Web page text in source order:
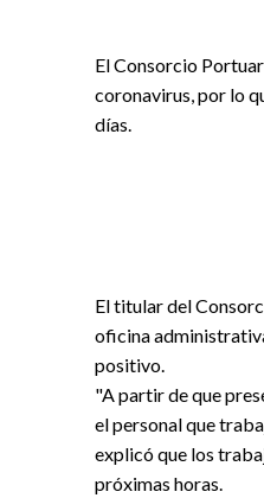
El Consorcio
coronavirus, por lo
días.
El titular del
oficina
positivo.
"A partir de que
el personal que
explicó que los
próximas horas.